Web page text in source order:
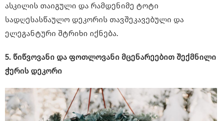
ასკილის თაიგული და რამდენიმე ტოტი
სადღესასწაულო დეკორის თავშეკავებული და
ელეგანტური შტრიხი იქნება.
5. წიწვოვანი და ფოთლოვანი მცენარეებით შექმნილი
ჭერის დეკორი